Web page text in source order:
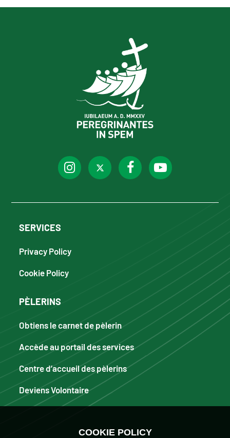
SERVICES
Privacy Policy
Cookie Policy
PÈLERINS
Obtiens le carnet de pèlerin
Accède au portail des services
Centre d’accueil des pèlerins
Deviens Volontaire
COOKIE POLICY